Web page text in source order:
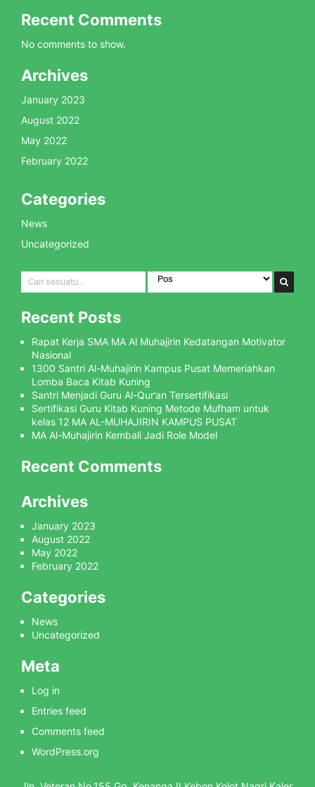
Recent Comments
No comments to show.
Archives
January 2023
August 2022
May 2022
February 2022
Categories
News
Uncategorized
Recent Posts
Rapat Kerja SMA MA Al Muhajirin Kedatangan Motivator
Nasional
1300 Santri Al-Muhajirin Kampus Pusat Memeriahkan
Lomba Baca Kitab Kuning
Santri Menjadi Guru Al-Qur’an Tersertifikasi
Sertifikasi Guru Kitab Kuning Metode Mufham untuk
kelas 12 MA AL-MUHAJIRIN KAMPUS PUSAT
MA Al-Muhajirin Kembali Jadi Role Model
Recent Comments
Archives
January 2023
August 2022
May 2022
February 2022
Categories
News
Uncategorized
Meta
Log in
Entries feed
Comments feed
WordPress.org